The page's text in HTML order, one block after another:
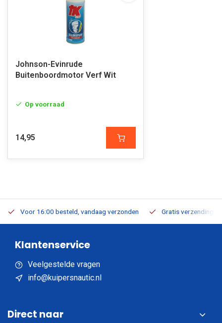
Johnson-Evinrude
Buitenboordmotor Verf Wit
Op voorraad
14,95
Voor 16:00 besteld, vandaag verzonden Gratis verzending
Klantenservice
Veelgestelde vragen
info@kuipersnautic.nl
Direct naar